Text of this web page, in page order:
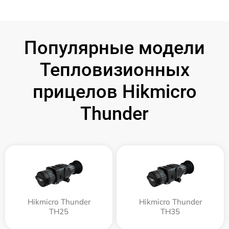
Популярные модели
Тепловизионных
прицелов Hikmicro
Thunder
Hikmicro Thunder
TH25
Hikmicro Thunder
TH35